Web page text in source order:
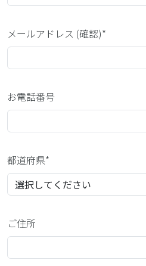
メールアドレス (確認)*
お電話番号
都道府県*
ご住所